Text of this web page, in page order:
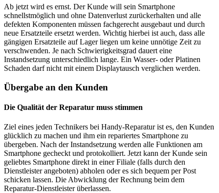
Ab jetzt wird es ernst. Der Kunde will sein Smartphone
schnellstmöglich und ohne Datenverlust zurückerhalten und alle
defekten Komponenten müssen fachgerecht ausgebaut und durch
neue Ersatzteile ersetzt werden. Wichtig hierbei ist auch, dass alle
gängigen Ersatzteile auf Lager liegen um keine unnötige Zeit zu
verschwenden. Je nach Schwierigkeitsgrad dauert eine
Instandsetzung unterschiedlich lange. Ein Wasser- oder Platinen
Schaden darf nicht mit einem Displaytausch verglichen werden.
Übergabe an den Kunden
Die Qualität der Reparatur muss stimmen
Ziel eines jeden Technikers bei Handy-Reparatur ist es, den Kunden
glücklich zu machen und ihm ein repariertes Smartphone zu
übergeben. Nach der Instandsetzung werden alle Funktionen am
Smartphone gecheckt und protokolliert. Jetzt kann der Kunde sein
geliebtes Smartphone direkt in einer Filiale (falls durch den
Dienstleister angeboten) abholen oder es sich bequem per Post
schicken lassen. Die Abwicklung der Rechnung beim dem
Reparatur-Dienstleister überlassen.